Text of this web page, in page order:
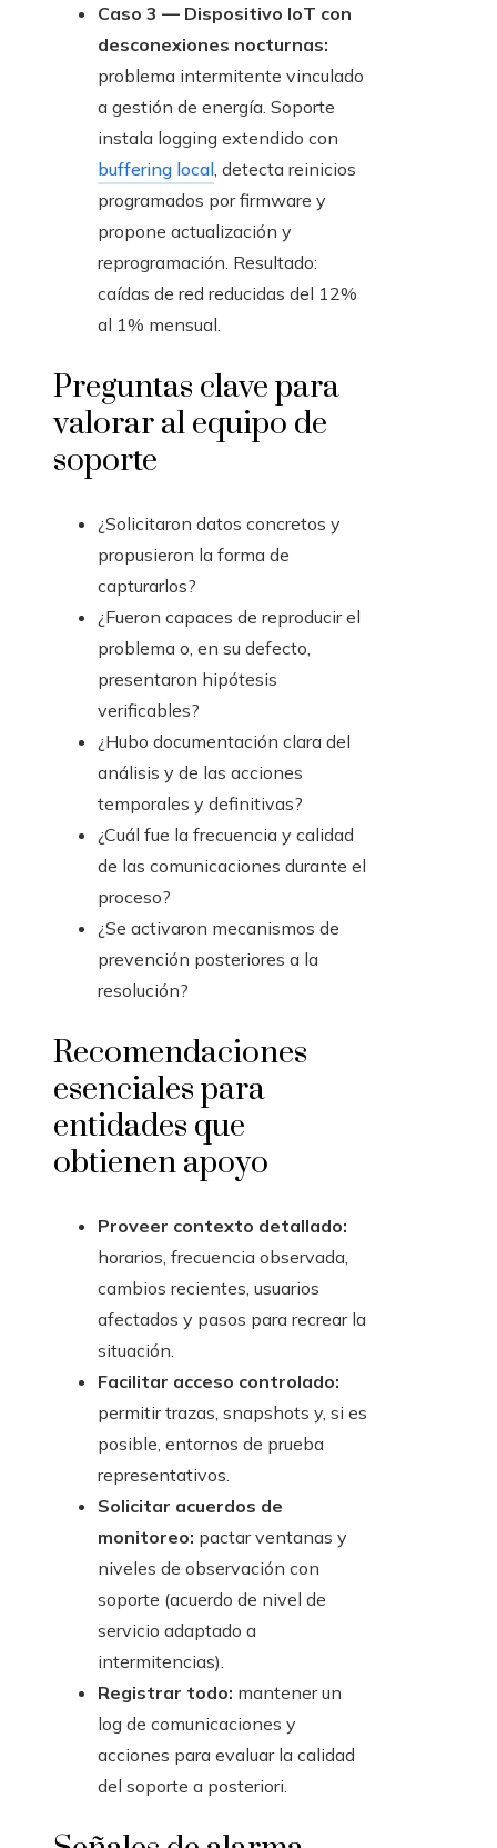
Caso 3 — Dispositivo IoT con
desconexiones nocturnas:
problema intermitente vinculado
a gestión de energía. Soporte
instala logging extendido con
buffering local, detecta reinicios
programados por firmware y
propone actualización y
reprogramación. Resultado:
caídas de red reducidas del 12%
al 1% mensual.
Preguntas clave para
valorar al equipo de
soporte
¿Solicitaron datos concretos y
propusieron la forma de
capturarlos?
¿Fueron capaces de reproducir el
problema o, en su defecto,
presentaron hipótesis
verificables?
¿Hubo documentación clara del
análisis y de las acciones
temporales y definitivas?
¿Cuál fue la frecuencia y calidad
de las comunicaciones durante el
proceso?
¿Se activaron mecanismos de
prevención posteriores a la
resolución?
Recomendaciones
esenciales para
entidades que
obtienen apoyo
Proveer contexto detallado:
horarios, frecuencia observada,
cambios recientes, usuarios
afectados y pasos para recrear la
situación.
Facilitar acceso controlado:
permitir trazas, snapshots y, si es
posible, entornos de prueba
representativos.
Solicitar acuerdos de
monitoreo: pactar ventanas y
niveles de observación con
soporte (acuerdo de nivel de
servicio adaptado a
intermitencias).
Registrar todo: mantener un
log de comunicaciones y
acciones para evaluar la calidad
del soporte a posteriori.